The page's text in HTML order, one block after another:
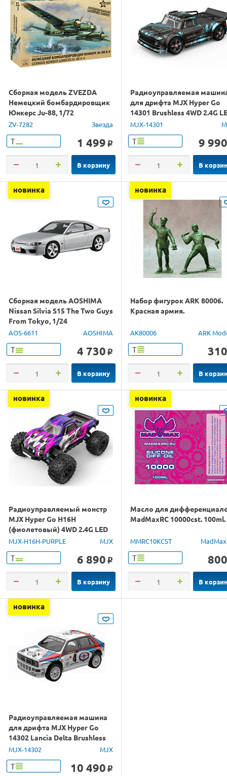
Сборная модель ZVEZDA
Немецкий бомбардировщик
Юнкерс Ju-88, 1/72
ZV-7282 Звезда
Т 1 499 o
В корзину
Радиоуправляемая
для дрифта MJX Hyper Go
14301 Brushless 4WD 2.4G
1/14 RTR
MJX-14301
Т 9 990
В
новинка
Сборная модель AOSHIMA
Nissan Silvia S15 The Two Guys
From Tokyo, 1/24
AOS-6611 AOSHIMA
Т 4 730 o
В корзину
новинка
Набор фигурок ARK 80006.
Красная армия.
AK80006 ARK
Т 310
В
новинка
Радиоуправляемый монстр
MJX Hyper Go H16H
(фиолетовый) 4WD 2.4G LED
GPS 1/16 RTR
MJX-H16H-PURPLE MJX
Т 6 890 o
В корзину
новинка
Масло для
MadMaxRC 10000cst. 100ml.
MMRC10KCST
Т 800
В
новинка
Радиоуправляемая машина
для дрифта MJX Hyper Go
14302 Lancia Delta Brushless
4WD 2.4G LED 1/14 RTR
MJX-14302 MJX
Т 10 490 o